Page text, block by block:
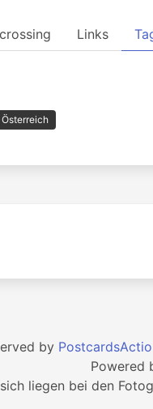
Links
Österreich
by
Powered
liegen bei den